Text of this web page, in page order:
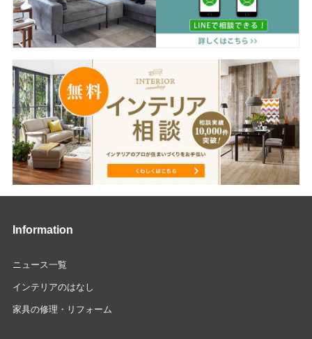
Information
ニュース一覧
インテリアのはなし
家具の修理・リフォーム